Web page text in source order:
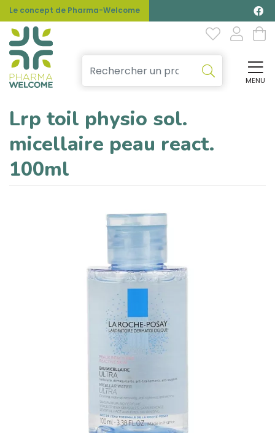
Le concept de Pharma-Welcome
MENU
Lrp toil physio sol.
micellaire peau react.
100ml